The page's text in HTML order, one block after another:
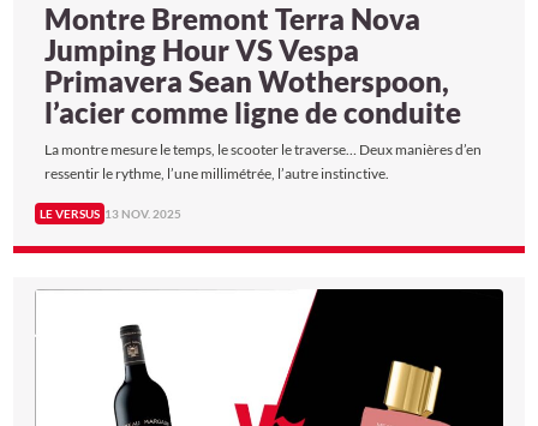
Montre Bremont Terra Nova
Jumping Hour VS Vespa
Primavera Sean Wotherspoon,
l’acier comme ligne de conduite
La montre mesure le temps, le scooter le traverse… Deux manières d’en
ressentir le rythme, l’une millimétrée, l’autre instinctive.
LE VERSUS 13 NOV. 2025